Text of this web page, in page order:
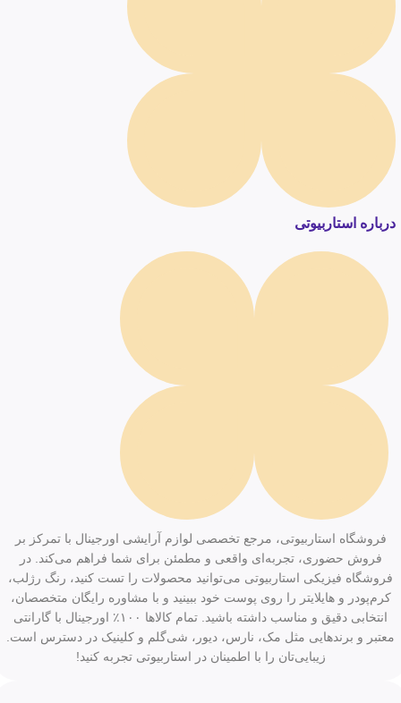
درباره استاربیوتی
فروشگاه استاربیوتی، مرجع تخصصی لوازم آرایشی اورجینال با تمرکز بر
فروش حضوری، تجربه‌ای واقعی و مطمئن برای شما فراهم می‌کند. در
فروشگاه فیزیکی استاربیوتی می‌توانید محصولات را تست کنید، رنگ رژلب،
کرم‌پودر و هایلایتر را روی پوست خود ببینید و با مشاوره رایگان متخصصان،
انتخابی دقیق و مناسب داشته باشید. تمام کالاها ۱۰۰٪ اورجینال با گارانتی
معتبر و برندهایی مثل مک، نارس، دیور، شی‌گلم و کلینیک در دسترس است.
زیبایی‌تان را با اطمینان در استاربیوتی تجربه کنید!